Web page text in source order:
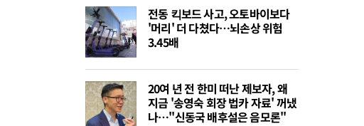
전동 킥보드 사고, 오토바이보다
'머리' 더 다쳤다…뇌손상 위험
3.45배
20여 년 전 한미 떠난 제보자, 왜
지금 '송영숙 회장 법카 자료' 꺼냈
나…"신동국 배후설은 음모론"